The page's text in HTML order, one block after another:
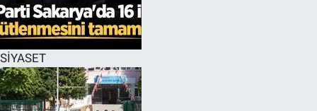
SİYASET